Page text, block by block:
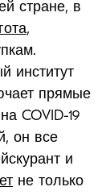
стране, в
,
институт
прямые
COVID-19
он все
и
не только